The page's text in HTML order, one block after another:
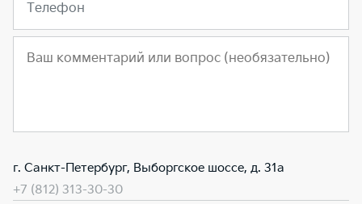
Телефон
г. Санкт-Петербург, Выборгское шоссе, д. 31а
+7 (812) 313-30-30